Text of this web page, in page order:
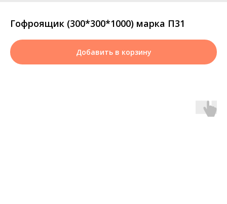
Гофроящик (300*300*1000) марка П31
Добавить в корзину